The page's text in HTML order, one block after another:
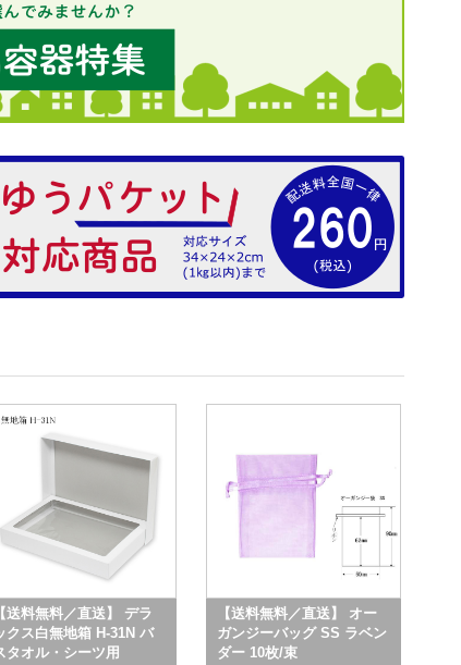
【送料無料／直送】 デラ
クス白無地箱 H-31N バ
タオル・シーツ用
【送料無料／直送】 オー
ガンジーバッグ SS ラベン
ダー 10枚/束